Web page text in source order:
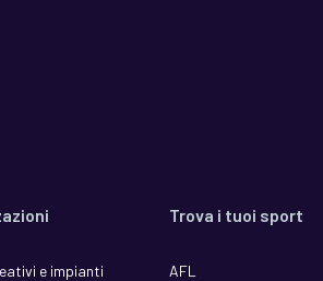
e impianti
Trova i tuoi sport
AFL